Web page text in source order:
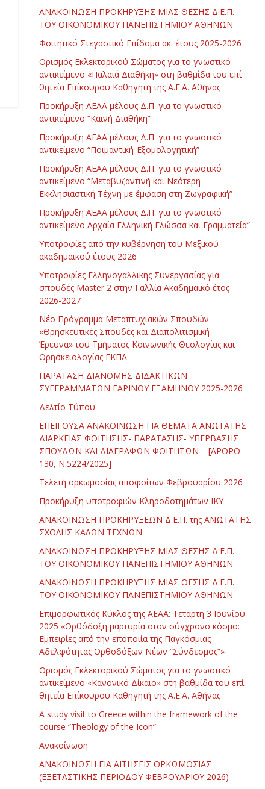
ΑΝΑΚΟΙΝΩΣΗ ΠΡΟΚΗΡΥΞΗΣ ΜΙΑΣ ΘΕΣΗΣ Δ.Ε.Π.
ΤΟΥ ΟΙΚΟΝΟΜΙΚΟΥ ΠΑΝΕΠΙΣΤΗΜΙΟΥ ΑΘΗΝΩΝ
Φοιτητικό Στεγαστικό Επίδομα ακ. έτους 2025-2026
Ορισμός Εκλεκτορικού Σώματος για το γνωστικό
αντικείμενο «Παλαιά Διαθήκη» στη βαθμίδα του επί
θητεία Επίκουρου Καθηγητή της Α.Ε.Α. Αθήνας
Προκήρυξη ΑΕΑΑ μέλους Δ.Π. για το γνωστικό
αντικείμενο “Καινή Διαθήκη”
Προκήρυξη ΑΕΑΑ μέλους Δ.Π. για το γνωστικό
αντικείμενο “Ποιμαντική-Εξομολογητική”
Προκήρυξη ΑΕΑΑ μέλους Δ.Π. για το γνωστικό
αντικείμενο “Μεταβυζαντινή και Νεότερη
Εκκλησιαστική Τέχνη με έμφαση στη Ζωγραφική”
Προκήρυξη ΑΕΑΑ μέλους Δ.Π. για το γνωστικό
αντικείμενο Αρχαία Ελληνική Γλώσσα και Γραμματεία”
Υποτροφίες από την κυβέρνηση του Μεξικού
ακαδημαϊκού έτους 2026
Υποτροφίες Ελληνογαλλικής Συνεργασίας για
σπουδές Master 2 στην Γαλλία Ακαδημαϊκό έτος
2026-2027
Νέο Πρόγραμμα Μεταπτυχιακών Σπουδών
«Θρησκευτικές Σπουδές και Διαπολιτισμική
Έρευνα» του Τμήματος Κοινωνικής Θεολογίας και
Θρησκειολογίας ΕΚΠΑ
ΠΑΡΑΤΑΣΗ ΔΙΑΝΟΜΗΣ ΔΙΔΑΚΤΙΚΩΝ
ΣΥΓΓΡΑΜΜΑΤΩΝ ΕΑΡΙΝΟΥ ΕΞΑΜΗΝΟΥ 2025-2026
Δελτίο Τύπου
ΕΠΕΙΓΟΥΣΑ ΑΝΑΚΟΙΝΩΣΗ ΓΙΑ ΘΕΜΑΤΑ ΑΝΩΤΑΤΗΣ
ΔΙΑΡΚΕΙΑΣ ΦΟΙΤΗΣΗΣ- ΠΑΡΑΤΑΣΗΣ- ΥΠΕΡΒΑΣΗΣ
ΣΠΟΥΔΩΝ ΚΑΙ ΔΙΑΓΡΑΦΩΝ ΦΟΙΤΗΤΩΝ – [ΑΡΘΡΟ
130, Ν.5224/2025]
Τελετή ορκωμοσίας αποφοίτων Φεβρουαρίου 2026
Προκήρυξη υποτροφιών Κληροδοτημάτων ΙΚΥ
ΑΝΑΚΟΙΝΩΣΗ ΠΡΟΚΗΡΥΞΕΩΝ Δ.Ε.Π. της ΑΝΩΤΑΤΗΣ
ΣΧΟΛΗΣ ΚΑΛΩΝ ΤΕΧΝΩΝ
ΑΝΑΚΟΙΝΩΣΗ ΠΡΟΚΗΡΥΞΗΣ ΜΙΑΣ ΘΕΣΗΣ Δ.Ε.Π.
ΤΟΥ ΟΙΚΟΝΟΜΙΚΟΥ ΠΑΝΕΠΙΣΤΗΜΙΟΥ ΑΘΗΝΩΝ
ΑΝΑΚΟΙΝΩΣΗ ΠΡΟΚΗΡΥΞΗΣ ΜΙΑΣ ΘΕΣΗΣ Δ.Ε.Π.
ΤΟΥ ΟΙΚΟΝΟΜΙΚΟΥ ΠΑΝΕΠΙΣΤΗΜΙΟΥ ΑΘΗΝΩΝ
Επιμορφωτικός Κύκλος της ΑΕΑΑ: Τετάρτη 3 Ιουνίου
2025 «Ορθόδοξη μαρτυρία στον σύγχρονο κόσμο:
Εμπειρίες από την εποποιία της Παγκόσμιας
Αδελφότητας Ορθοδόξων Νέων “Σύνδεσμος”»
Ορισμός Εκλεκτορικού Σώματος για το γνωστικό
αντικείμενο «Κανονικό Δίκαιο» στη βαθμίδα του επί
θητεία Επίκουρου Καθηγητή της Α.Ε.Α. Αθήνας
Α study visit to Greece within the framework of the
course “Theology of the Icon”
Ανακοίνωση
ΑΝΑΚΟΙΝΩΣΗ ΓΙΑ ΑΙΤΗΣΕΙΣ ΟΡΚΩΜΟΣΙΑΣ
(ΕΞΕΤΑΣΤΙΚΗΣ ΠΕΡΙΟΔΟΥ ΦΕΒΡΟΥΑΡΙΟΥ 2026)